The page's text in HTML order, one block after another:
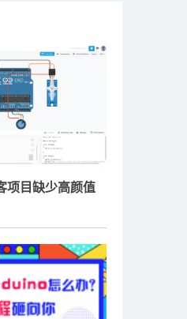
项目缺少高颜值